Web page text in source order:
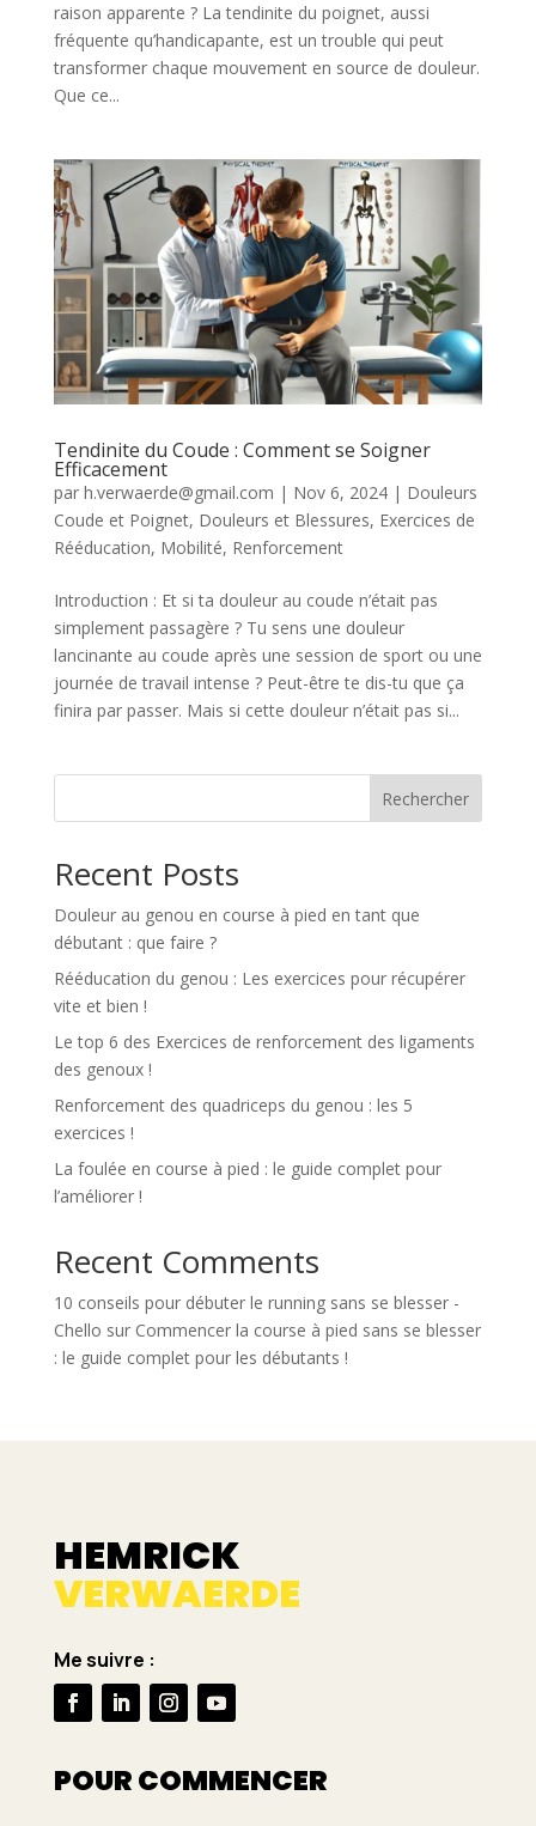
raison apparente ? La tendinite du poignet, aussi
fréquente qu’handicapante, est un trouble qui peut
transformer chaque mouvement en source de douleur.
Que ce...
Tendinite du Coude : Comment se Soigner
Efficacement
par h.verwaerde@gmail.com | Nov 6, 2024| Douleurs
Coude et Poignet, Douleurs et Blessures, Exercices de
Rééducation, Mobilité, Renforcement
Introduction : Et si ta douleur au coude n’était pas
simplement passagère ? Tu sens une douleur
lancinante au coude après une session de sport ou une
journée de travail intense ? Peut-être te dis-tu que ça
finira par passer. Mais si cette douleur n’était pas si...
Rechercher
Recent Posts
Douleur au genou en course à pied en tant que
débutant : que faire ?
Rééducation du genou : Les exercices pour récupérer
vite et bien !
Le top 6 des Exercices de renforcement des ligaments
des genoux !
Renforcement des quadriceps du genou : les 5
exercices !
La foulée en course à pied : le guide complet pour
l’améliorer !
Recent Comments
10 conseils pour débuter le running sans se blesser -
Chello sur Commencer la course à pied sans se blesser
: le guide complet pour les débutants !
HEMRICK
VERWAERDE
Me suivre :
POUR COMMENCER